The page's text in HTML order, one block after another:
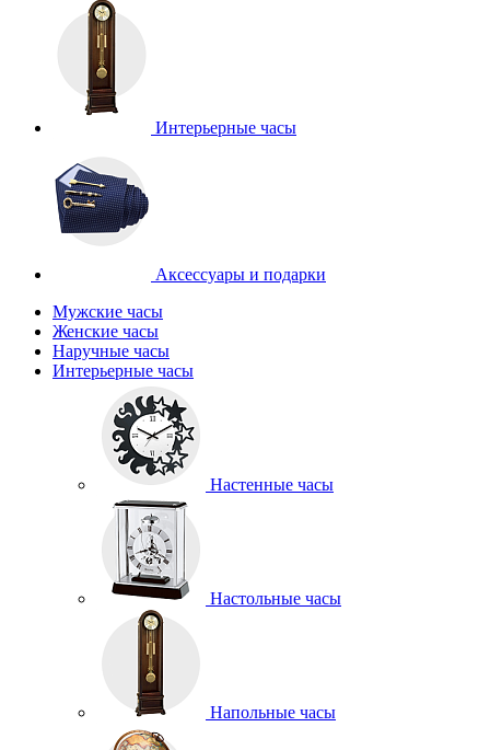
Интерьерные часы
Аксессуары и подарки
Мужские часы
Женские часы
Наручные часы
Интерьерные часы
Настенные часы
Настольные часы
Напольные часы